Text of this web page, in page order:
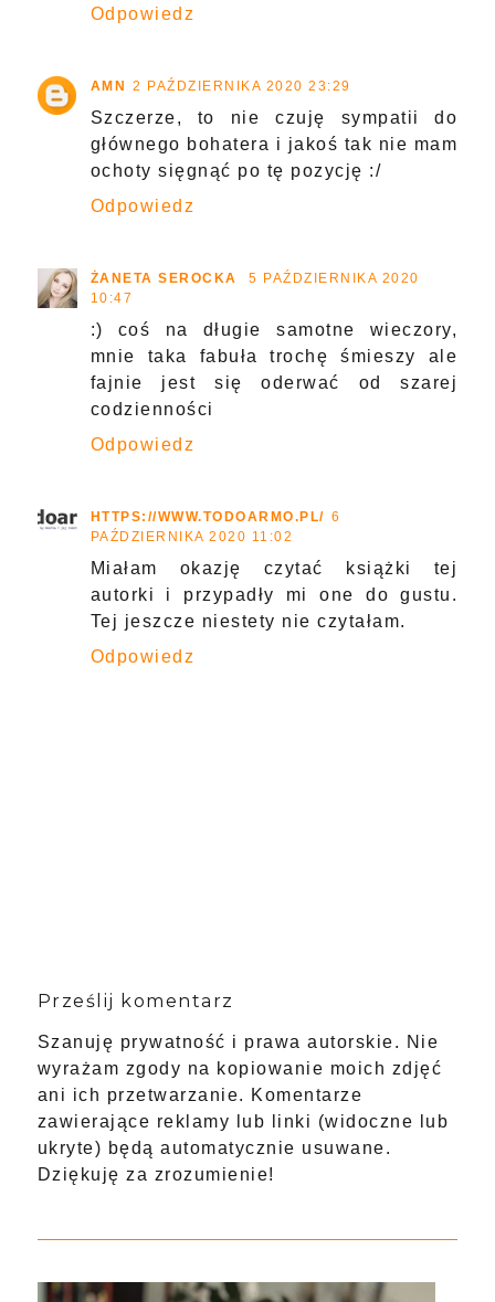
Odpowiedz
AMN 2 PAŹDZIERNIKA 2020 23:29
Szczerze, to nie czuję sympatii do
głównego bohatera i jakoś tak nie mam
ochoty sięgnąć po tę pozycję :/
Odpowiedz
ŻANETA SEROCKA
5 PAŹDZIERNIKA 2020
10:47
:) coś na długie samotne wieczory,
mnie taka fabuła trochę śmieszy ale
fajnie jest się oderwać od szarej
codzienności
Odpowiedz
HTTPS://WWW.TODOARMO.PL/ 6
PAŹDZIERNIKA 2020 11:02
Miałam okazję czytać książki tej
autorki i przypadły mi one do gustu.
Tej jeszcze niestety nie czytałam.
Odpowiedz
Prześlij komentarz
Szanuję prywatność i prawa autorskie. Nie
wyrażam zgody na kopiowanie moich zdjęć
ani ich przetwarzanie. Komentarze
zawierające reklamy lub linki (widoczne lub
ukryte) będą automatycznie usuwane.
Dziękuję za zrozumienie!